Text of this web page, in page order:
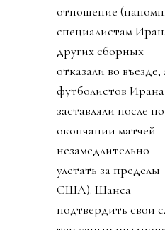
отношение
специалистам
других сборных
отказали во въезде,
футболистов Ирана
заставляли после по
окончании матчей
незамедлительно
улетать за пределы
США). Шанса
подтвердить свои